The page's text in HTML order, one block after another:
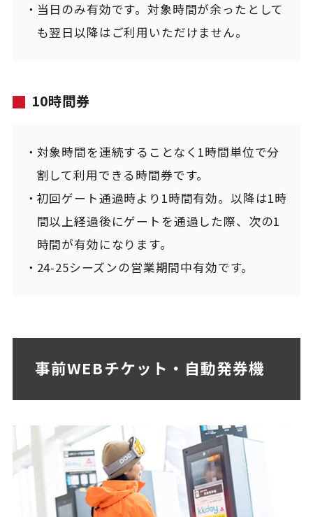
当日のみ有効です。対象時間が余ったとして
も翌日以降はご利用いただけません。
10時間券
対象時間を連続することなく1時間単位で分
割して利用できる時間券です。
初回ゲート通過時より1時間有効。以降は1時
間以上経過後にゲートを通過した際、次の1
時間が有効になります。
24-25シーズンの営業期間中有効です。
事前WEBチケット・自動発券機